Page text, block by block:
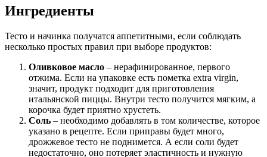
Ингредиенты
Тесто и начинка получатся аппетитными, если соблюдать
несколько простых правил при выборе продуктов:
Оливковое масло – нерафинированное, первого
отжима. Если на упаковке есть пометка extra virgin,
значит, продукт подходит для приготовления
итальянской пиццы. Внутри тесто получится мягким, а
корочка будет приятно хрустеть.
Соль – необходимо добавлять в том количестве, которое
указано в рецепте. Если приправы будет много,
дрожжевое тесто не поднимется. А если соли будет
недостаточно, оно потеряет эластичность и нужную